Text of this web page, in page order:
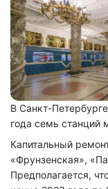
В Санкт-
года семь станций
Капитальный
«Фрунзенская»,
Предполагается,